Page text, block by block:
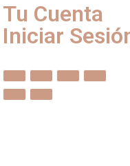
Tu Cuenta
Iniciar